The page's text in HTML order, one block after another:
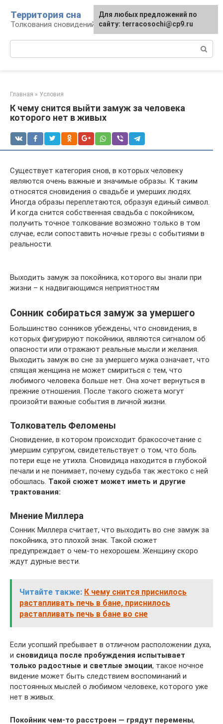
контенту
Территория сна
Толкования сновидений
Главная » Условия
К чему снится выйти замуж за человека
которого нет в живых
Существует категория снов, в которых человеку
являются очень важные и значимые образы. К таким
относятся сновидения о свадьбе и умерших людях.
Иногда образы переплетаются, образуя единый символ.
И когда снится собственная свадьба с покойником,
получить точное толкование возможно только в том
случае, если сопоставить ночные грезы с событиями в
реальности.
Выходить замуж за покойника, которого вы знали при
жизни – к надвигающимся неприятностям
Сонник собираться замуж за умершего
Большинство сонников убеждены, что сновидения, в
которых фигурируют покойники, являются сигналом об
опасности или отражают реальные мысли и желания.
Выходить замуж во сне за умершего мужа означает, что
спящая женщина не может смириться с тем, что
любимого человека больше нет. Она хочет вернуться в
прежние отношения. После такого сюжета могут
произойти важные события в личной жизни.
Толкователь Феломены
Сновидение, в котором происходит бракосочетание с
умершим супругом, свидетельствует о том, что боль
потери еще не утихла. Сновидица находится в глубокой
печали и не понимает, почему судьба так жестоко с ней
обошлась. Такой сюжет может иметь и другие
трактования:
Мнение Миллера
Сонник Миллера считает, что выходить во сне замуж за
покойника, это плохой знак. Такой сюжет
предупреждает о чем-то нехорошем. Женщину скоро
ждут дурные вести.
Читайте также: К чему снится приснилось
растапливать печь в бане, приснилось
растапливать печь в бане во сне
Если усопший пребывает в отличном расположении духа,
и сновидица после пробуждения испытывает
только радостные и светлые эмоции, такое ночное
видение может быть следствием воспоминаний и
постоянных мыслей о любимом человеке, которого уже
нет в живых.
Покойник чем-то расстроен — грядут перемены,
Для любых предложений по
сайту: terracosochi@cp9.ru